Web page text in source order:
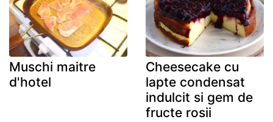
Muschi maitre
d'hotel
Cheesecake cu
lapte condensat
indulcit si gem de
fructe rosii